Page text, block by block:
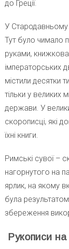
до Греції.
У Стародавньому
Тут було чимало
руками,
імператорських
містили десятки
тільки у великих
держави. У
скорописці, які
їхні книги.
Римські сувої –
нагорнутого на
ярлик, на якому
була результатом
збереження
Рукописи на